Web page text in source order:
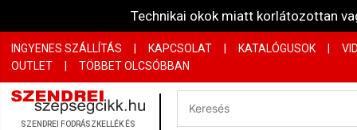
Technikai okok miatt korlátozottan
INGYENES SZÁLLÍTÁS KAPCSOLAT KATALÓGUSOK
OUTLET
| TÖBBET OLCSÓBBAN
SZENDREI FODRÁSZKELLÉK ÉS